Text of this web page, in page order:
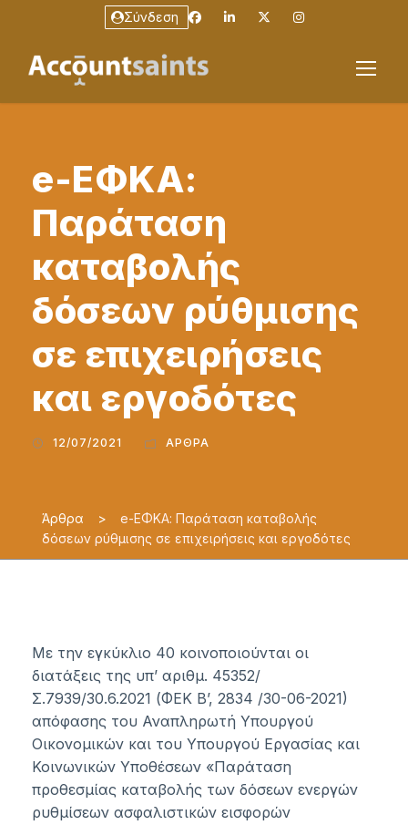
Σύνδεση
e-ΕΦΚΑ:
Παράταση
καταβολής
δόσεων ρύθμισης
σε επιχειρήσεις
και εργοδότες
12/07/2021 ΆΡΘΡΑ
Άρθρα >
e-ΕΦΚΑ: Παράταση καταβολής
δόσεων ρύθμισης σε επιχειρήσεις και εργοδότες
Με την εγκύκλιο 40 κοινοποιούνται οι
διατάξεις της υπ’ αριθμ. 45352/
Σ.7939/30.6.2021 (ΦΕΚ Β’, 2834 /30-06-2021)
απόφασης του Αναπληρωτή Υπουργού
Οικονομικών και του Υπουργού Εργασίας και
Κοινωνικών Υποθέσεων «Παράταση
προθεσμίας καταβολής των δόσεων ενεργών
ρυθμίσεων ασφαλιστικών εισφορών